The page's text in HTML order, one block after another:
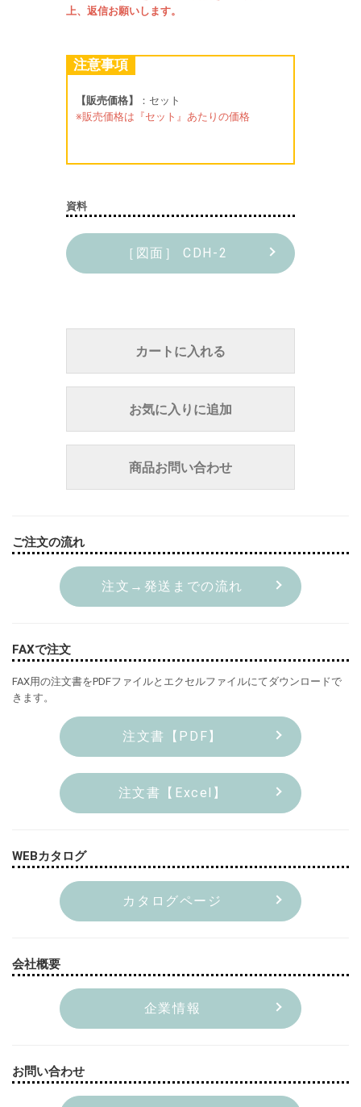
上、返信お願いします。
注意事項
【販売価格】
：セット
※販売価格は『セット』あたりの価格
資料
［図面］ CDH-2
カートに入れる
お気に入りに追加
商品お問い合わせ
ご注文の流れ
注文→発送までの流れ
FAXで注文
FAX用の注文書をPDFファイルとエクセルファイルにてダウンロードで
きます。
注文書【PDF】
注文書【Excel】
WEBカタログ
カタログページ
会社概要
企業情報
お問い合わせ